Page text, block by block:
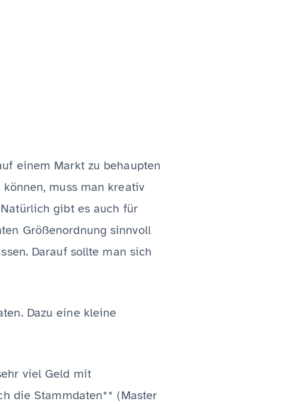
einem Markt zu behaupten
muss man kreativ
gibt es auch für
Größenordnung sinnvoll
Darauf sollte man sich
Dazu eine kleine
viel Geld mit
die Stammdaten** (Master